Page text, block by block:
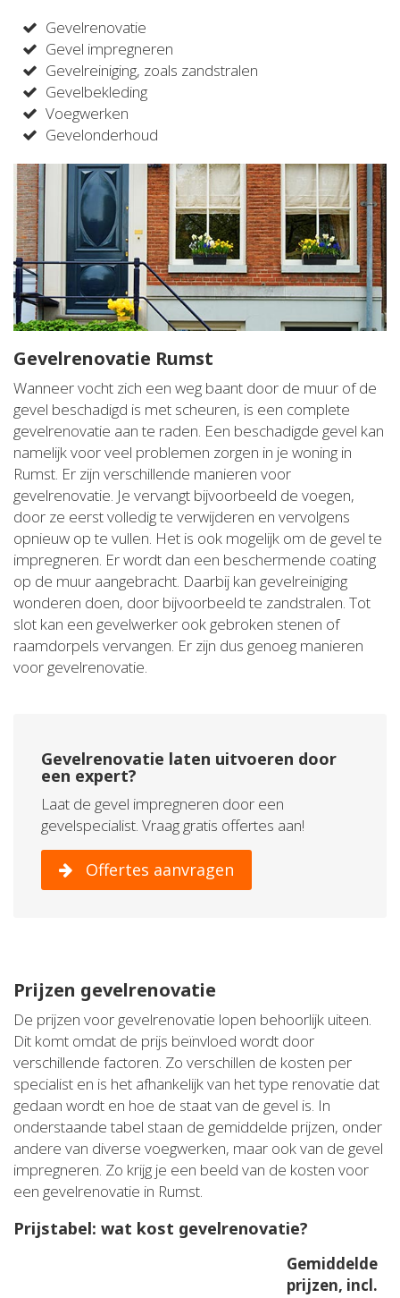
Gevelrenovatie
Gevel impregneren
Gevelreiniging, zoals zandstralen
Gevelbekleding
Voegwerken
Gevelonderhoud
Gevelrenovatie Rumst
Wanneer vocht zich een weg baant door de muur of de
gevel beschadigd is met scheuren, is een complete
gevelrenovatie aan te raden. Een beschadigde gevel kan
namelijk voor veel problemen zorgen in je woning in
Rumst. Er zijn verschillende manieren voor
gevelrenovatie. Je vervangt bijvoorbeeld de voegen,
door ze eerst volledig te verwijderen en vervolgens
opnieuw op te vullen. Het is ook mogelijk om de gevel te
impregneren. Er wordt dan een beschermende coating
op de muur aangebracht. Daarbij kan gevelreiniging
wonderen doen, door bijvoorbeeld te zandstralen. Tot
slot kan een gevelwerker ook gebroken stenen of
raamdorpels vervangen. Er zijn dus genoeg manieren
voor gevelrenovatie.
Gevelrenovatie laten uitvoeren door
een expert?
Laat de gevel impregneren door een
gevelspecialist. Vraag gratis offertes aan!
Offertes aanvragen
Prijzen gevelrenovatie
De prijzen voor gevelrenovatie lopen behoorlijk uiteen.
Dit komt omdat de prijs beïnvloed wordt door
verschillende factoren. Zo verschillen de kosten per
specialist en is het afhankelijk van het type renovatie dat
gedaan wordt en hoe de staat van de gevel is. In
onderstaande tabel staan de gemiddelde prijzen, onder
andere van diverse voegwerken, maar ook van de gevel
impregneren. Zo krijg je een beeld van de kosten voor
een gevelrenovatie in Rumst.
Prijstabel: wat kost gevelrenovatie?
Gemiddelde
prijzen, incl.